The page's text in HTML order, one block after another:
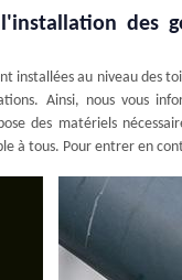
des
installées au niveau des
Ainsi, nous vous
des matériels
à tous. Pour entrer en